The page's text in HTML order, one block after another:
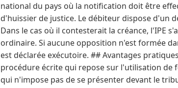
national du pays où la notification doit être
d'huissier de justice. Le débiteur dispose d'un
Dans le cas où il contesterait la créance, l'IPE
ordinaire. Si aucune opposition n'est formée
est déclarée exécutoire. ## Avantages
procédure écrite qui repose sur l'utilisation de
qui n'impose pas de se présenter devant le